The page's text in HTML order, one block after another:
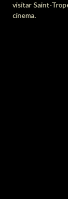
visitar Saint-
cinema.